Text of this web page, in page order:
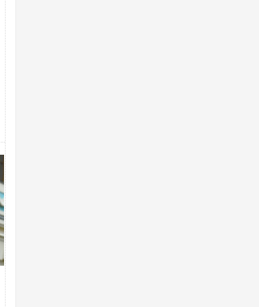
Українські надзвичайники
під час ліквідації